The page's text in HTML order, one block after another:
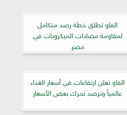
الفاو تطلق خطة رصد متكامل
لمقاومة مضادات الميكروبات في
مصر
الفاو تعلن ارتفاعات في أسعار الغذاء
عالمياً ونرصد تحرك بعض الأسعار